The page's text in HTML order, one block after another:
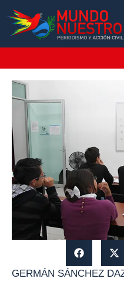
GERMÁN SÁNCHEZ